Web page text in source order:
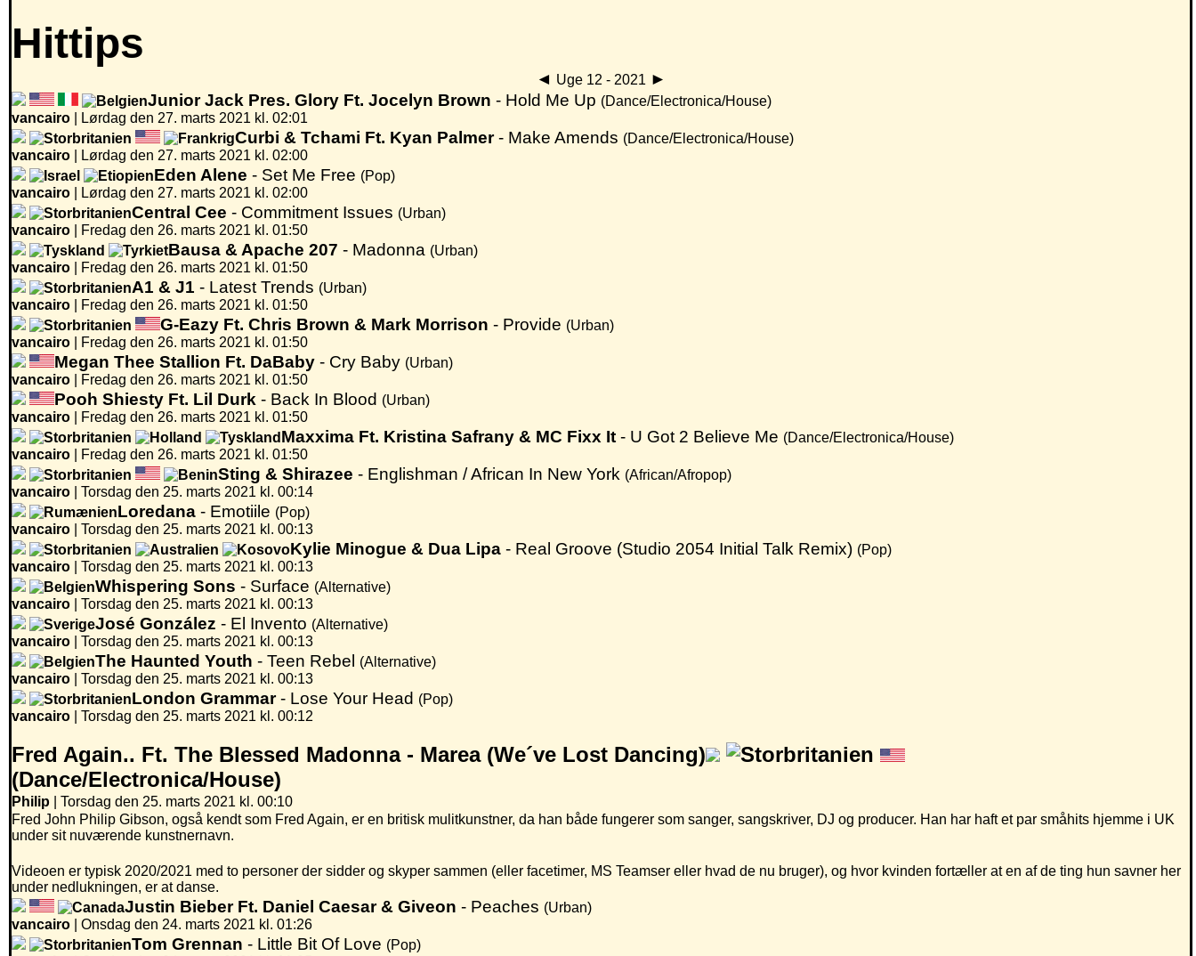
Hittips
◄ Uge 12 - 2021 ►
Junior Jack Pres. Glory Ft. Jocelyn Brown - Hold Me Up (Dance/Electronica/House)
vancairo
Lørdag den 27. marts 2021 kl. 02:01
Curbi & Tchami Ft. Kyan Palmer- Make Amends (Dance/Electronica/House)
vancairo
Lørdag den 27. marts 2021 kl. 02:00
Eden Alene - Set Me Free (Pop)
vancairo
Lørdag den 27. marts 2021 kl. 02:00
Central Cee - Commitment Issues (Urban)
vancairo
Fredag den 26. marts 2021 kl. 01:50
Bausa & Apache 207 - Madonna (Urban)
vancairo
Fredag den 26. marts 2021 kl. 01:50
A1 & J1 - Latest Trends (Urban)
vancairo
Fredag den 26. marts 2021 kl. 01:50
G-Eazy Ft. Chris Brown & Mark Morrison - Provide (Urban)
vancairo
Fredag den 26. marts 2021 kl. 01:50
Megan Thee Stallion Ft. DaBaby - Cry Baby (Urban)
vancairo
Fredag den 26. marts 2021 kl. 01:50
Pooh Shiesty Ft. Lil Durk - Back In Blood (Urban)
vancairo
Fredag den 26. marts 2021 kl. 01:50
Maxxima Ft. Kristina Safrany & MC Fixx It - U Got 2 Believe Me (Dance/Electronica/House)
vancairo
Fredag den 26. marts 2021 kl. 01:50
Sting & Shirazee - Englishman / African In New York (African/Afropop)
vancairo
Torsdag den 25. marts 2021 kl. 00:14
Loredana - Emotiile (Pop)
vancairo
Torsdag den 25. marts 2021 kl. 00:13
Kylie Minogue & Dua Lipa - Real Groove (Studio 2054 Initial Talk Remix) (Pop)
vancairo
Torsdag den 25. marts 2021 kl. 00:13
Whispering Sons - Surface (Alternative)
vancairo
Torsdag den 25. marts 2021 kl. 00:13
José González - El Invento (Alternative)
vancairo
Torsdag den 25. marts 2021 kl. 00:13
The Haunted Youth - Teen Rebel
(Alternative)
vancairo
Torsdag den 25. marts 2021 kl. 00:13
London Grammar- Lose Your Head (Pop)
vancairo
Torsdag den 25. marts 2021 kl. 00:12
Fred Again.. Ft. The Blessed Madonna - Marea (We´ve Lost Dancing)
(Dance/Electronica/House)
Philip | Torsdag den 25. marts 2021 kl. 00:10
Fred John Philip Gibson, også kendt som Fred Again, er en britisk mulitkunstner, da han både fungerer som sanger, sangskriver, DJ og producer. Han har haft et par småhits hjemme i UK
under sit nuværende kunstnernavn.
Videoen er typisk 2020/2021 med to personer der sidder og skyper sammen (eller facetimer, MS Teamser eller hvad de nu bruger), og hvor kvinden fortæller at en af de ting hun savner her
under nedlukningen, er at danse.
Justin Bieber Ft. Daniel Caesar & Giveon - Peaches (Urban)
vancairo
Onsdag den 24. marts 2021 kl. 01:26
Tom Grennan - Little Bit Of Love (Pop)